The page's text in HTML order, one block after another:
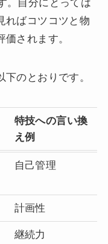
。自分にとっては
ればコツコツと物
されます。
のとおりです。
特技への言い換
え例
自己管理
計画性
継続力